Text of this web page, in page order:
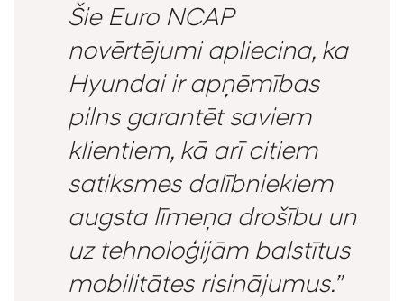
Šie Euro NCAP
novērtējumi apliecina, ka
Hyundai ir apņēmības
pilns garantēt saviem
klientiem, kā arī citiem
satiksmes dalībniekiem
augsta līmeņa drošību un
uz tehnoloģijām balstītus
mobilitātes risinājumus.”